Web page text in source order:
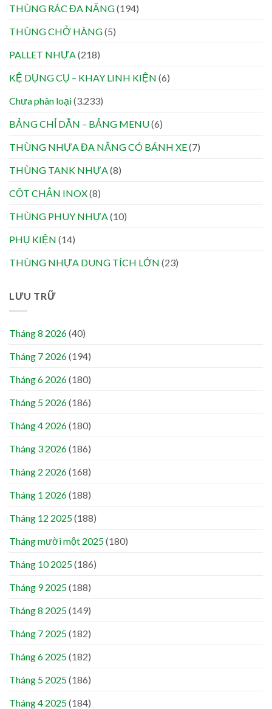
THÙNG RÁC ĐA NĂNG(194)
THÙNG CHỞ HÀNG(5)
PALLET NHỰA(218)
KỆ DỤNG CỤ – KHAY LINH KIỆN (6)
Chưa phân loại(3.233)
BẢNG CHỈ DẪN – BẢNG MENU(6)
THÙNG NHỰA ĐA NĂNG CÓ BÁNH XE(7)
THÙNG TANK NHỰA(8)
CỘT CHẮN INOX(8)
THÙNG PHUY NHỰA(10)
PHỤ KIỆN (14)
THÙNG NHỰA DUNG TÍCH LỚN (23)
LƯU TRỮ
Tháng 8 2026(40)
Tháng 7 2026(194)
Tháng 6 2026(180)
Tháng 5 2026(186)
Tháng 4 2026(180)
Tháng 3 2026(186)
Tháng 2 2026(168)
Tháng 1 2026(188)
Tháng 12 2025(188)
Tháng mười một 2025(180)
Tháng 10 2025(186)
Tháng 9 2025(188)
Tháng 8 2025(149)
Tháng 7 2025(182)
Tháng 6 2025(182)
Tháng 5 2025(186)
Tháng 4 2025(184)